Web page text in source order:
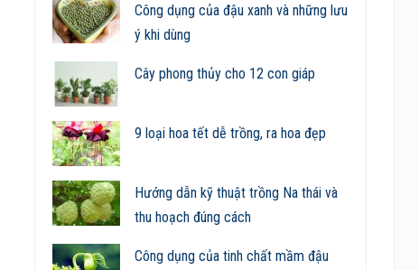
Công dụng của đậu xanh và những lưu
ý khi dùng
Cây phong thủy cho 12 con giáp
9 loại hoa tết dễ trồng, ra hoa đẹp
Hướng dẫn kỹ thuật trồng Na thái và
thu hoạch đúng cách
Công dụng của tinh chất mầm đậu